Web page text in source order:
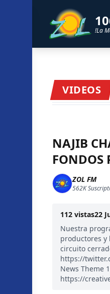
!La
VIDEOS
NAJIB
FONDOS
ZOL FM
562K
112 vistas22
Nuestra
productores y
circuito
https://
News Theme
https://